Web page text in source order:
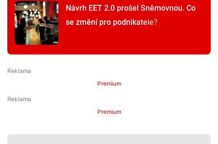
Návrh EET 2.0 prošel Sněmovnou. Co
se změní pro podnikatele?
Premium
Premium